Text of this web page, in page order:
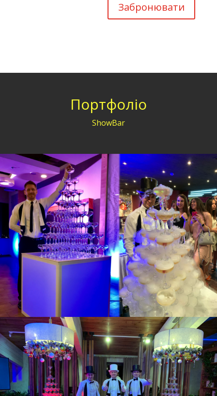
Забронювати
Портфоліо
ShowBar